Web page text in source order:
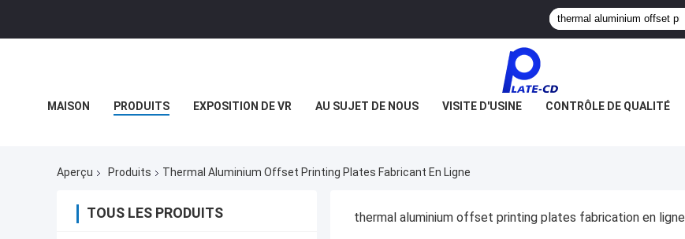
MAISON PRODUITS EXPOSITION DE VR AU SUJET DE NOUS VISITE D'USINE CONTRÔLE DE QUALITÉ
Aperçu Produits Thermal Aluminium Offset Printing Plates Fabricant En Ligne
TOUS LES PRODUITS thermal aluminium offset printing plates fabrication en ligne